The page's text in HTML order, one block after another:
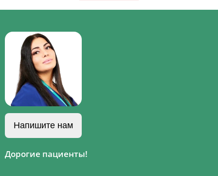
Напишите нам
Дорогие пациенты!